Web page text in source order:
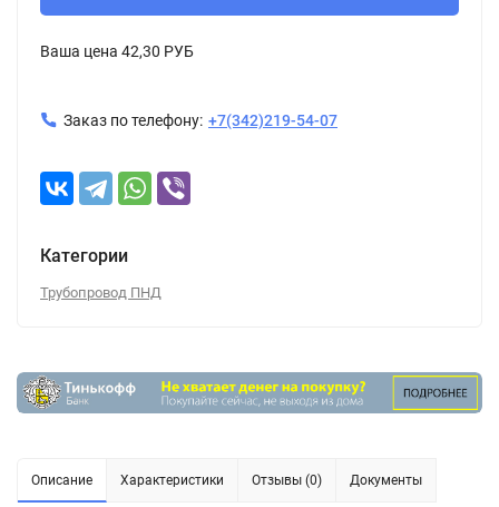
Ваша цена 42,30 РУБ
Заказ по телефону: +7(342)219-54-07
Категории
Трубопровод ПНД
Описание Характеристики Отзывы (0) Документы